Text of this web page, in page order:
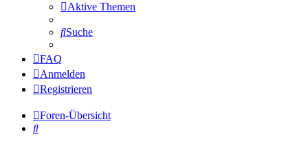
Aktive Themen
Suche
FAQ
Anmelden
Registrieren
Foren-Übersicht
Suche